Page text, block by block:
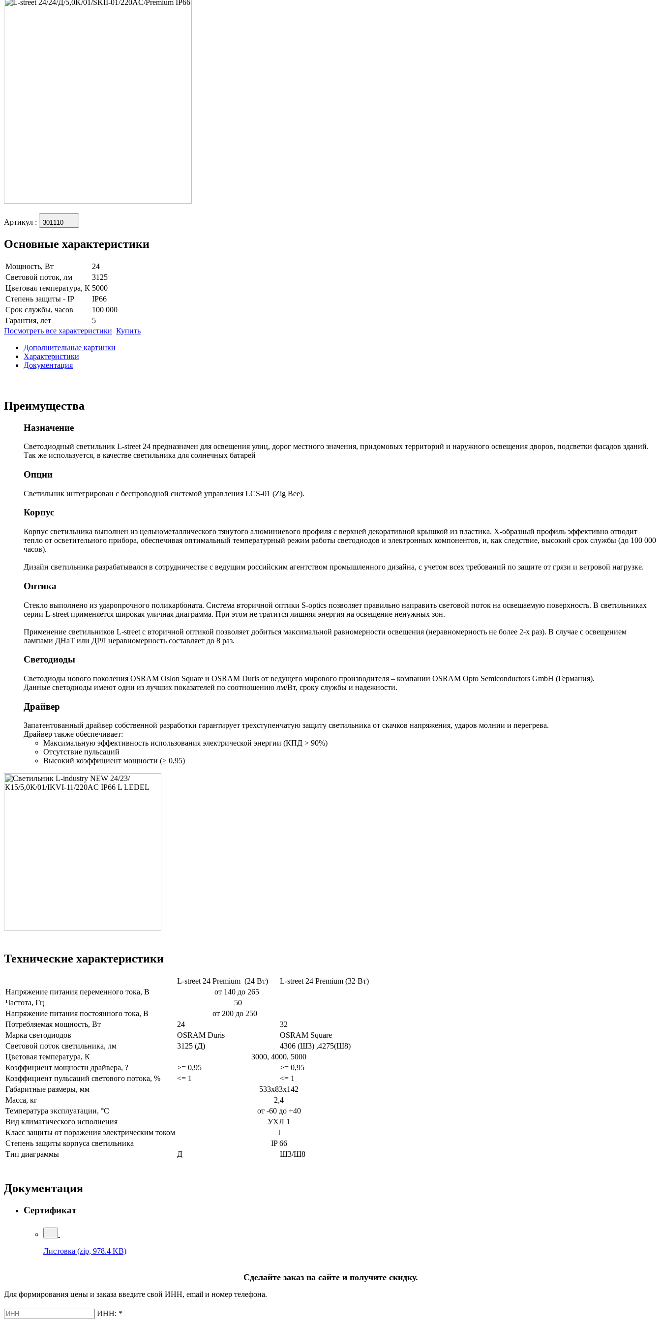
Артикул : 301110
Основные характеристики
Мощность, Вт
24
Световой поток, лм
3125
Цветовая температура, К 5000
Степень защиты - IP
IP66
Срок службы, часов
100 000
Гарантия, лет
5
Посмотреть все характеристики Купить
Дополнительные картинки
Характеристики
Документация
Преимущества
Назначение
Светодиодный светильник L-street 24 предназначен для освещения улиц, дорог местного значения, придомовых территорий и наружного освещения дворов, подсветки фасадов зданий.
Так же используется, в качестве светильника для солнечных батарей
Опции
Светильник интегрирован с беспроводной системой управления LCS-01 (Zig Bee).
Корпус
Корпус светильника выполнен из цельнометаллического тянутого алюминиевого профиля с верхней декоративной крышкой из пластика. Х-образный профиль эффективно отводит
тепло от осветительного прибора, обеспечивая оптимальный температурный режим работы светодиодов и электронных компонентов, и, как следствие, высокий срок службы (до 100 000
часов).
Дизайн светильника разрабатывался в сотрудничестве с ведущим российским агентством промышленного дизайна, с учетом всех требований по защите от грязи и ветровой нагрузке.
Оптика
Стекло выполнено из ударопрочного поликарбоната. Система вторичной оптики S-optics позволяет правильно направить световой поток на освещаемую поверхность. В светильниках
серии L-street применяется широкая уличная диаграмма. При этом не тратится лишняя энергия на освещение ненужных зон.
Применение светильников L-street с вторичной оптикой позволяет добиться максимальной равномерности освещения (неравномерность не более 2-х раз). В случае с освещением
лампами ДНаТ или ДРЛ неравномерность составляет до 8 раз.
Светодиоды
Светодиоды нового поколения OSRAM Oslon Square и OSRAM Duris от ведущего мирового производителя – компании OSRAM Opto Semiconductors GmbH (Германия).
Данные светодиоды имеют одни из лучших показателей по соотношению лм/Вт, сроку службы и надежности.
Драйвер
Запатентованный драйвер собственной разработки гарантирует трехступенчатую защиту светильника от скачков напряжения, ударов молнии и перегрева.
Драйвер также обеспечивает:
Максимальную эффективность использования электрической энергии (КПД > 90%)
Отсутствие пульсаций
Высокий коэффициент мощности (≥ 0,95)
Технические характеристики
L-street 24 Premium (24 Вт)
L-street 24 Premium (32 Вт)
Напряжение питания переменного тока, В
от 140 до 265
Частота, Гц
50
Напряжение питания постоянного тока, В
от 200 до 250
Потребляемая мощность, Вт
24
32
Марка светодиодов
OSRAM Duris
OSRAM Square
Световой поток светильника, лм
3125 (Д)
4306 (Ш3) ,4275(Ш8)
Цветовая температура, К
3000, 4000, 5000
Коэффициент мощности драйвера, ?
>= 0,95
>= 0,95
Коэффициент пульсаций светового потока, %
<= 1
<= 1
Габаритные размеры, мм
533x83x142
Масса, кг
2,4
Температура эксплуатации, °С
от -60 до +40
Вид климатического исполнения
УХЛ 1
Класс защиты от поражения электрическим током
I
Степень защиты корпуса светильника
IP 66
Тип диаграммы
Д Ш3/Ш8
Документация
Сертификат
Листовка (zip, 978.4 KB)
Сделайте заказ на сайте и получите скидку.
Для формирования цены и заказа введите свой ИНН, email и номер телефона.
ИНН: *